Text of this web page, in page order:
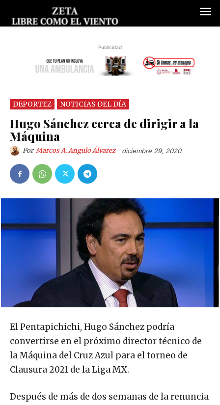
Publicidad
DEPORTEZ NOTICIAS DEL DÍA
Hugo Sánchez cerca de dirigir a la
Máquina
Por Marcos A. Angulo Álvarez diciembre 29, 2020
El Pentapichichi, Hugo Sánchez podría
convertirse en el próximo director técnico de
la Máquina del Cruz Azul para el torneo de
Clausura 2021 de la Liga MX.
Después de más de dos semanas de la renuncia